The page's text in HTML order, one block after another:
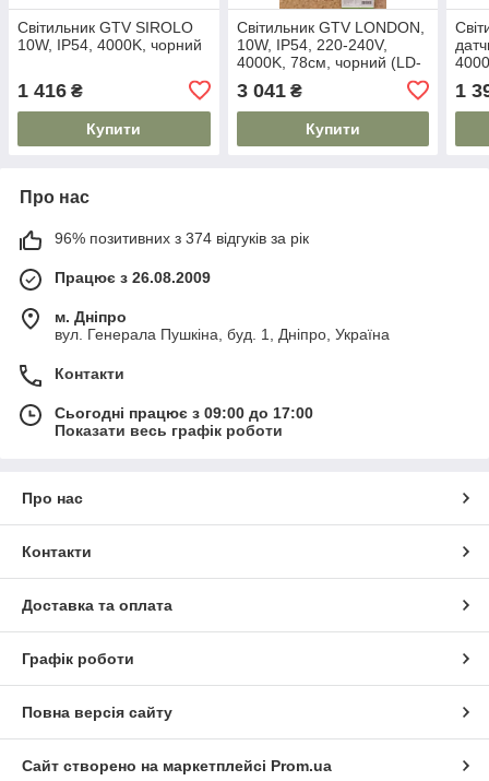
Світильник GTV SIROLO
10W, IP54, 4000K, чорний
1 416 ₴
Купити
Світильник GTV LONDON,
10W, IP54, 220-240V,
4000K, 78см, чорний (LD-
3 041₴
Купити
1
Про нас
96% позитивних з 374 відгуків за рік
Працює з 26.08.2009
м. Дніпро
вул. Генерала Пушкіна, буд. 1, Дніпро, Україна
Контакти
Сьогодні працює з 09:00 до 17:00
Показати весь графік роботи
Про нас
Контакти
Доставка та оплата
Графік роботи
Повна версія сайту
Сайт створено на маркетплейсі Prom.ua